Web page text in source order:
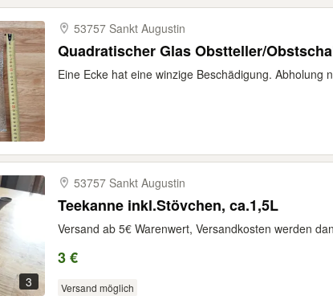
53757 Sankt Augustin
Quadratischer Glas Obstteller/
Eine Ecke hat eine winzige Beschädigung. Abholung
3
53757 Sankt Augustin
Teekanne inkl.Stövchen, ca.1,5L
Versand ab 5€ Warenwert, Versandkosten werden
3 €
Versand möglich